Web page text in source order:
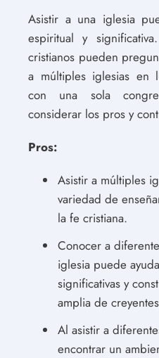
Asistir a una iglesia
espiritual y
cristianos pueden
a múltiples iglesias en
con una sola
considerar los pros y
Pros:
Asistir a múltiples
variedad de
la fe cristiana.
Conocer a
iglesia puede
significativas y
amplia de
Al asistir a
encontrar un